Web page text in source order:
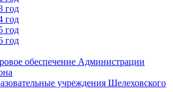
год
год
год
год
обеспечение Администрации
учреждения Шелеховского